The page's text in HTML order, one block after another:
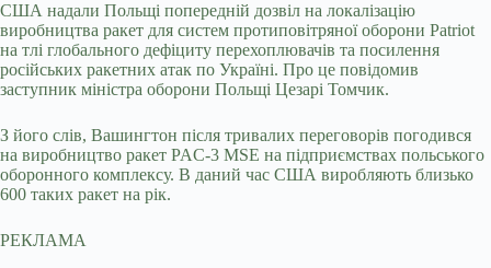
США надали Польщі попередній дозвіл на локалізацію
виробництва ракет для систем протиповітряної оборони Patriot
на тлі глобального дефіциту перехоплювачів та посилення
російських ракетних атак по Україні. Про це повідомив
заступник міністра оборони Польщі Цезарі Томчик.
З його слів, Вашингтон після тривалих переговорів погодився
на виробництво ракет PAC-3 MSE на підприємствах польського
оборонного комплексу. В даний час США виробляють близько
600 таких ракет на рік.
РЕКЛАМА